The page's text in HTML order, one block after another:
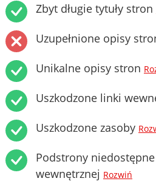
Zbyt długie tytuły stron
Uzupełnione opisy
Unikalne opisy stron
Uszkodzone linki
Uszkodzone zasoby
Podstrony
wewnętrznej Rozwiń